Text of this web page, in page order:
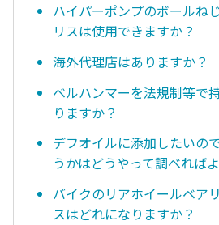
ハイパーポンプのボールね
リスは使用できますか？
海外代理店はありますか？
ベルハンマーを法規制等で
りますか？
デフオイルに添加したいの
うかはどうやって調べれば
バイクのリアホイールベア
スはどれになりますか？